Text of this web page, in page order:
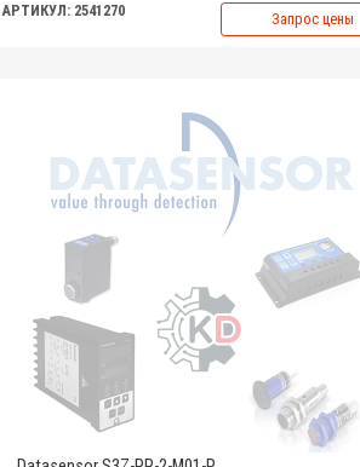
АРТИКУЛ: 2541270 Запрос цены